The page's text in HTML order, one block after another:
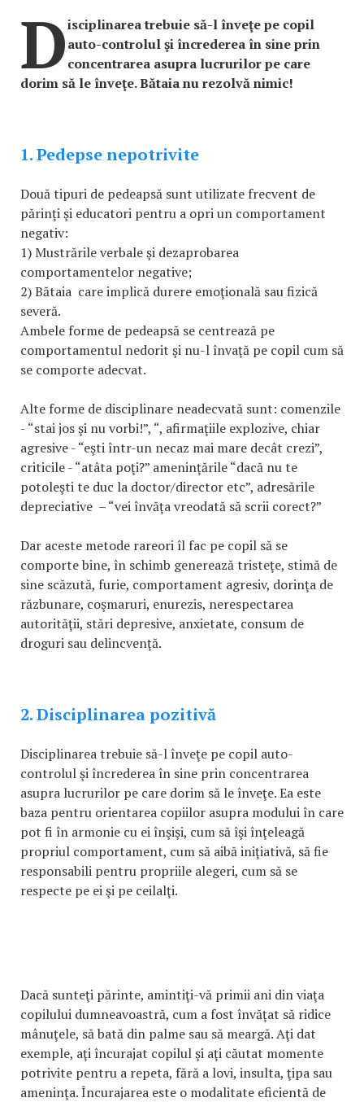
Disciplinarea trebuie să-l înveţe pe copil
auto-controlul şi încrederea în sine prin
concentrarea asupra lucrurilor pe care
dorim să le înveţe. Bătaia nu rezolvă nimic!
1. Pedepse nepotrivite
Două tipuri de pedeapsă sunt utilizate frecvent de
părinţi şi educatori pentru a opri un comportament
negativ:
1) Mustrările verbale şi dezaprobarea
comportamentelor negative;
2) Bătaia care implică durere emoţională sau fizică
severă.
Ambele forme de pedeapsă se centrează pe
comportamentul nedorit şi nu-l învaţă pe copil cum să
se comporte adecvat.
Alte forme de disciplinare neadecvată sunt: comenzile
- “stai jos şi nu vorbi!”, “, afirmaţiile explozive, chiar
agresive - “eşti într-un necaz mai mare decât crezi”,
criticile - “atâta poţi?” ameninţările “dacă nu te
potoleşti te duc la doctor/director etc”, adresările
depreciative – “vei învăţa vreodată să scrii corect?”
Dar aceste metode rareori îl fac pe copil să se
comporte bine, în schimb generează tristeţe, stimă de
sine scăzută, furie, comportament agresiv, dorinţa de
răzbunare, coşmaruri, enurezis, nerespectarea
autorităţii, stări depresive, anxietate, consum de
droguri sau delincvenţă.
2. Disciplinarea pozitivă
Disciplinarea trebuie să-l înveţe pe copil auto-
controlul şi încrederea în sine prin concentrarea
asupra lucrurilor pe care dorim să le înveţe. Ea este
baza pentru orientarea copiilor asupra modului în care
pot fi în armonie cu ei înşişi, cum să îşi înţeleagă
propriul comportament, cum să aibă iniţiativă, să fie
responsabili pentru propriile alegeri, cum să se
respecte pe ei şi pe ceilalţi.
Dacă sunteţi părinte, amintiţi-vă primii ani din viaţa
copilului dumneavoastră, cum a fost învăţat să ridice
mânuţele, să bată din palme sau să meargă. Aţi dat
exemple, aţi încurajat copilul şi aţi căutat momente
potrivite pentru a repeta, fără a lovi, insulta, ţipa sau
ameninţa. Încurajarea este o modalitate eficientă de